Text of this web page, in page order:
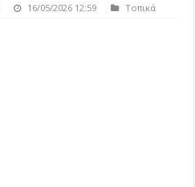
16/05/2026 12:59 Τοπικά